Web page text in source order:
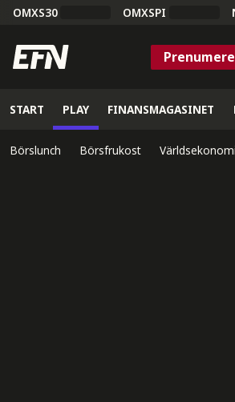
OMXS30 OMXSPI
START PLAY FINANSMAGASINET
Börslunch Börsfrukost